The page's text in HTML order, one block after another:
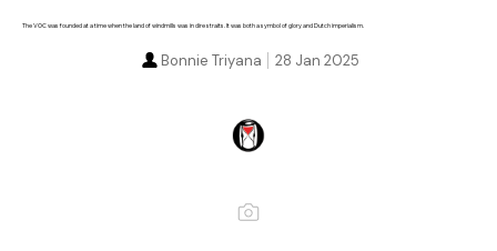
The VOC was founded at a time when the land of windmills was in dire straits. It was both a symbol of glory and Dutch imperialism.
28 Jan 2025
Bonnie Triyana